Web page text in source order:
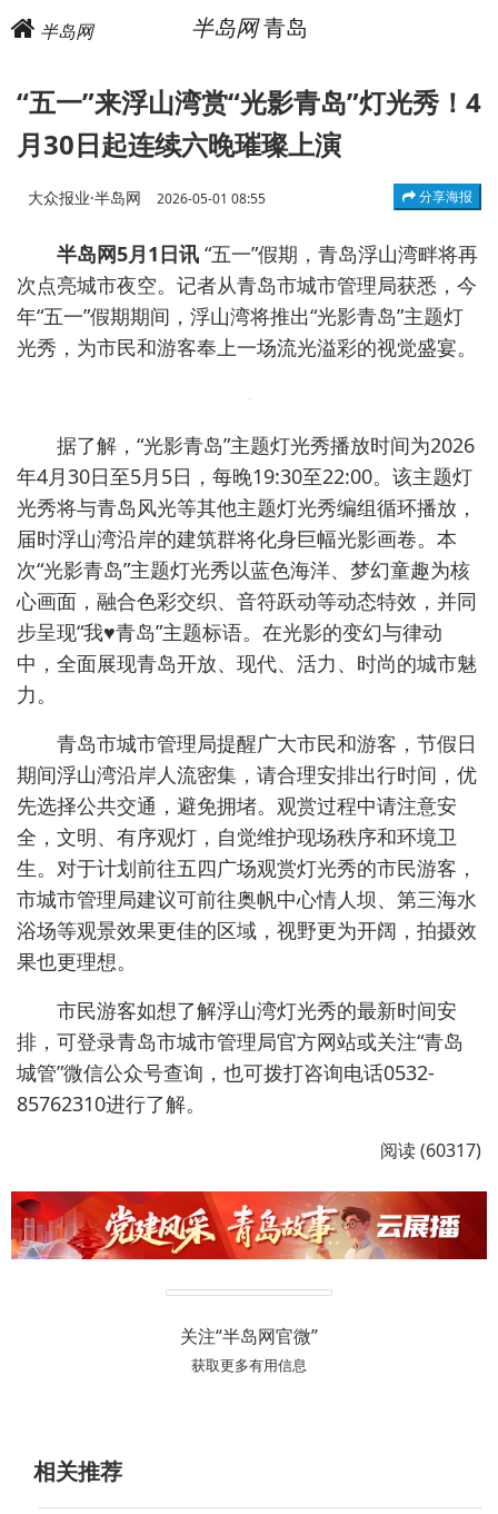
半岛网 半岛网青岛
“五一”来浮山湾赏“光影青岛”灯光秀！4
月30日起连续六晚璀璨上演
大众报业·半岛网 2026-05-01 08:55 分享海报
半岛网5月1日讯 “五一”假期，青岛浮山湾畔将再
次点亮城市夜空。记者从青岛市城市管理局获悉，今
年“五一”假期期间，浮山湾将推出“光影青岛”主题灯
光秀，为市民和游客奉上一场流光溢彩的视觉盛宴。
据了解，“光影青岛”主题灯光秀播放时间为2026
年4月30日至5月5日，每晚19:30至22:00。该主题灯
光秀将与青岛风光等其他主题灯光秀编组循环播放，
届时浮山湾沿岸的建筑群将化身巨幅光影画卷。 本
次“光影青岛”主题灯光秀以蓝色海洋、梦幻童趣为核
心画面，融合色彩交织、音符跃动等动态特效，并同
步呈现“我♥青岛”主题标语。在光影的变幻与律动
中，全面展现青岛开放、现代、活力、时尚的城市魅
力。
青岛市城市管理局提醒广大市民和游客，节假日
期间浮山湾沿岸人流密集，请合理安排出行时间，优
先选择公共交通，避免拥堵。观赏过程中请注意安
全，文明、有序观灯，自觉维护现场秩序和环境卫
生。 对于计划前往五四广场观赏灯光秀的市民游客，
市城市管理局建议可前往奥帆中心情人坝、第三海水
浴场等观景效果更佳的区域，视野更为开阔，拍摄效
果也更理想。
市民游客如想了解浮山湾灯光秀的最新时间安
排，可登录青岛市城市管理局官方网站或关注“青岛
城管”微信公众号查询，也可拨打咨询电话0532-
85762310进行了解。
阅读 (60317)
关注“半岛网官微”
获取更多有用信息
相关推荐